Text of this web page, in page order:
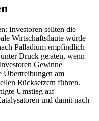
Investoren sollten die
Wirtschaftsflaute würde
Palladium empfindlich
Druck geraten, wenn
Gewinne
Übertreibungen am
Rücksetzern führen.
Umstieg auf
und damit nach